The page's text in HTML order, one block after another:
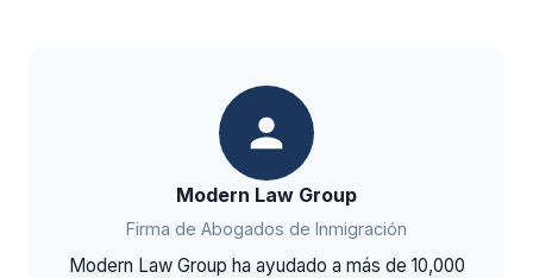
Modern Law Group
Firma de Abogados de Inmigración
Modern Law Group ha ayudado a más de 10,000